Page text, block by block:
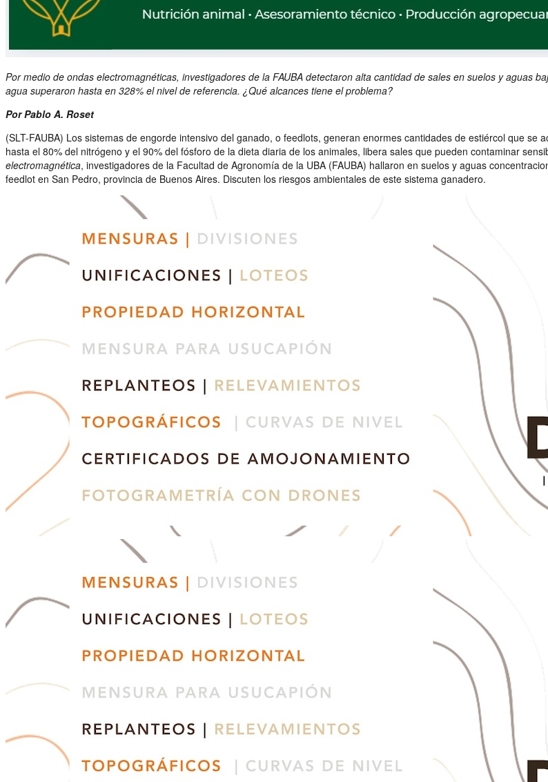
Por medio de ondas electromagnéticas, investigadores de la FAUBA detectaron alta cantidad de sales en suelos y aguas
agua superaron hasta en 328% el nivel de referencia. ¿Qué alcances tiene el problema?
Por Pablo A. Roset
(SLT-FAUBA) Los sistemas de engorde intensivo del ganado, o feedlots, generan enormes cantidades de estiércol que
hasta el 80% del nitrógeno y el 90% del fósforo de la dieta diaria de los animales, libera sales que pueden contaminar
electromagnética, investigadores de la Facultad de Agronomía de la UBA (FAUBA) hallaron en suelos y aguas
feedlot en San Pedro, provincia de Buenos Aires. Discuten los riesgos ambientales de este sistema ganadero.